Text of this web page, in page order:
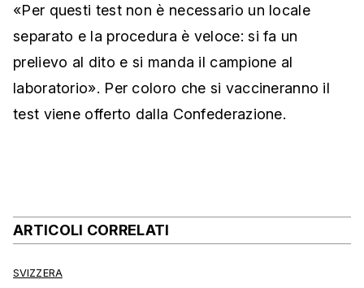
«Per questi test non è necessario un locale
separato e la procedura è veloce: si fa un
prelievo al dito e si manda il campione al
laboratorio». Per coloro che si vaccineranno il
test viene offerto dalla Confederazione.
ARTICOLI CORRELATI
SVIZZERA